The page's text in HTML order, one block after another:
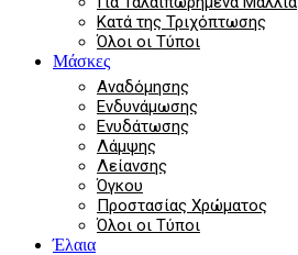
Κατά της Τριχόπτωσης
Όλοι οι Τύποι
Μάσκες
Αναδόμησης
Ενδυνάμωσης
Ενυδάτωσης
Λάμψης
Λείανσης
Όγκου
Προστασίας Χρώματος
Όλοι οι Τύποι
Έλαια